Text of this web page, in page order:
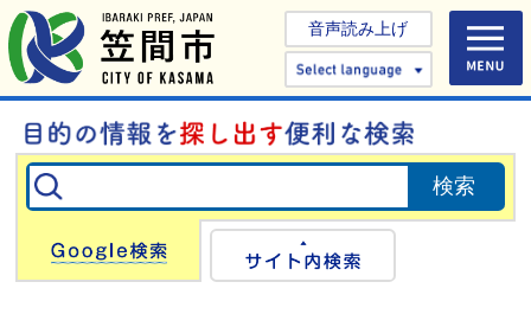
音声読み上げ
Select
Google検索